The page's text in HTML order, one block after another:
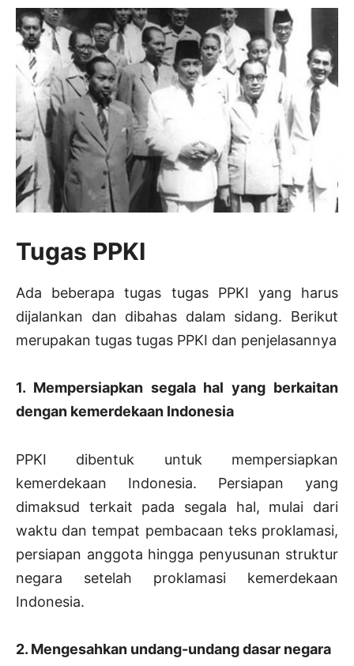
Tugas PPKI
Ada beberapa tugas tugas PPKI yang harus
dijalankan dan dibahas dalam sidang. Berikut
merupakan tugas tugas PPKI dan penjelasannya
1. Mempersiapkan segala hal yang berkaitan
dengan kemerdekaan Indonesia
PPKI dibentuk untuk mempersiapkan
kemerdekaan Indonesia. Persiapan yang
dimaksud terkait pada segala hal, mulai dari
waktu dan tempat pembacaan teks proklamasi,
persiapan anggota hingga penyusunan struktur
negara setelah proklamasi kemerdekaan
Indonesia.
2. Mengesahkan undang-undang dasar negara